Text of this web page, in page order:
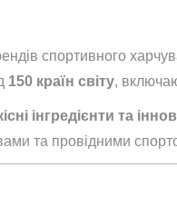
спортивного
150 країн світу,
інгредієнти та
та провідними